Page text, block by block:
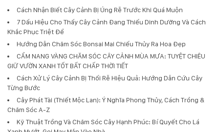
Cách Nhận Biết Cây Cảnh Bị Úng Rễ Trước Khi Quá Muộn
7 Dấu Hiệu Cho Thấy Cây Cảnh Đang Thiếu Dinh Dưỡng Và Cách
Khắc Phục Triệt Để
Hướng Dẫn Chăm Sóc Bonsai Mai Chiếu Thủy Ra Hoa Đẹp
CẨM NANG VÀNG CHĂM SÓC CÂY CẢNH MÙA MƯA: TUYỆT CHIÊU
GIỮ VƯỜN XANH TỐT BẤT CHẤP THỜI TIẾT
Cách Xử Lý Cây Cảnh Bị Thối Rễ Hiệu Quả: Hướng Dẫn Cứu Cây
Từng Bước
Cây Phát Tài (Thiết Mộc Lan): Ý Nghĩa Phong Thủy, Cách Trồng &
Chăm Sóc A-Z
Kỹ Thuật Trồng Và Chăm Sóc Cây Hạnh Phúc: Bí Quyết Cho Lá